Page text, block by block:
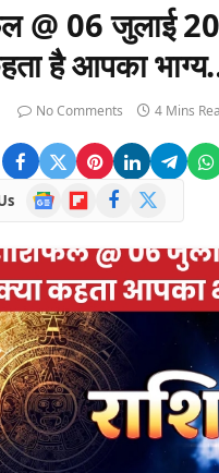
@ 06 जुलाई
है आपका
No Comments 4 Mins
Google
News
FlipboardFacebook